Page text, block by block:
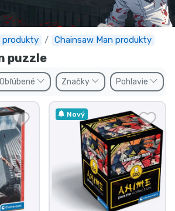
produkty Chainsaw Man produkty
puzzle
Obľúbené Značky Pohlavie
Nový
série
filmov